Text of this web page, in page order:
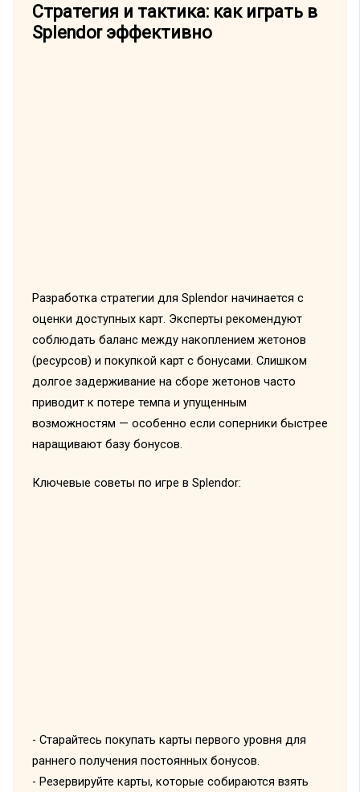
Стратегия и тактика: как играть в
Splendor эффективно
Разработка стратегии для Splendor начинается с
оценки доступных карт. Эксперты рекомендуют
соблюдать баланс между накоплением жетонов
(ресурсов) и покупкой карт с бонусами. Слишком
долгое задерживание на сборе жетонов часто
приводит к потере темпа и упущенным
возможностям — особенно если соперники быстрее
наращивают базу бонусов.
Ключевые советы по игре в Splendor:
- Старайтесь покупать карты первого уровня для
раннего получения постоянных бонусов.
- Резервируйте карты, которые собираются взять